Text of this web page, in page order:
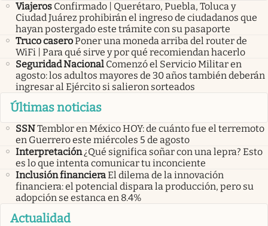
Viajeros Confirmado | Querétaro, Puebla, Toluca y
Ciudad Juárez prohibirán el ingreso de ciudadanos que
hayan postergado este trámite con su pasaporte
Truco caseroPoner una moneda arriba del router de
WiFi | Para qué sirve y por qué recomiendan hacerlo
Seguridad Nacional Comenzó el Servicio Militar en
agosto: los adultos mayores de 30 años también deberán
ingresar al Ejército si salieron sorteados
Últimas noticias
SSNTemblor en México HOY: de cuánto fue el terremoto
en Guerrero este miércoles 5 de agosto
Interpretación ¿Qué significa soñar con una lepra? Esto
es lo que intenta comunicar tu inconciente
Inclusión financieraEl dilema de la innovación
financiera: el potencial dispara la producción, pero su
adopción se estanca en 8.4%
Actualidad